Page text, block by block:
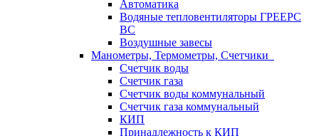
Автоматика
Водяные тепловентиляторы ГРЕЕРС
ВС
Воздушные завесы
Манометры, Термометры, Счетчики
Счетчик воды
Счетчик газа
Счетчик воды коммунальный
Счетчик газа коммунальный
КИП
Принадлежность к КИП